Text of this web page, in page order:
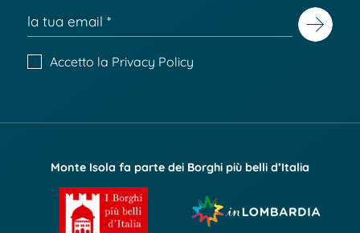
Accetto la Privacy Policy
Monte Isola fa parte dei Borghi più belli d’Italia